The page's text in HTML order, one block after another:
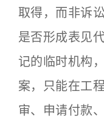
取得，而非诉
是否形成表见
记的临时机构
案，只能在工
审、申请付款